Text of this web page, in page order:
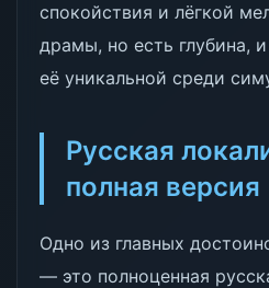
спокойствия и лёгкой
драмы, но есть глубина,
её уникальной среди
Русская
полная версия
Одно из главных
— это полноценная